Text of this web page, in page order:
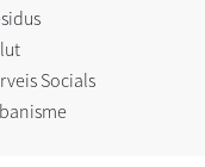
Socials